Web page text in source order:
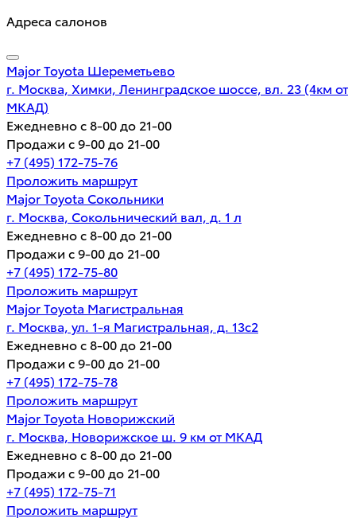
Адреса салонов
Major Toyota Шереметьево
г. Москва, Химки, Ленинградское шоссе, вл. 23 (4км от
МКАД)
Ежедневно с 8-00 до 21-00
Продажи с 9-00 до 21-00
+7 (495) 172-75-76
Проложить маршрут
Major Toyota Сокольники
г. Москва, Сокольнический вал, д. 1 л
Ежедневно с 8-00 до 21-00
Продажи с 9-00 до 21-00
+7 (495) 172-75-80
Проложить маршрут
Major Toyota Магистральная
г. Москва, ул. 1-я Магистральная, д. 13с2
Ежедневно с 8-00 до 21-00
Продажи с 9-00 до 21-00
+7 (495) 172-75-78
Проложить маршрут
Major Toyota Новорижский
г. Москва, Новорижское ш. 9 км от МКАД
Ежедневно с 8-00 до 21-00
Продажи с 9-00 до 21-00
+7 (495) 172-75-71
Проложить маршрут